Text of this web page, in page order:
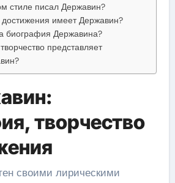
стиле писал Державин?
достижения имеет Державин?
биография Державина?
представляет
творчество
своими лирическими